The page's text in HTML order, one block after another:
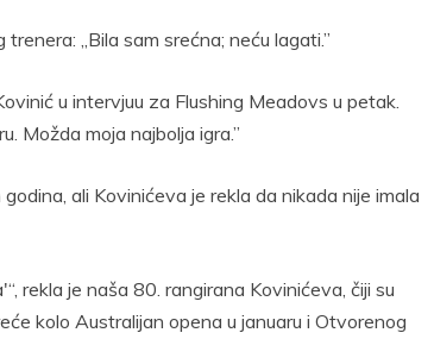
„Bila sam srećna; neću lagati.”
u intervjuu za Flushing Meadovs u petak.
Možda moja najbolja igra.”
ali Kovinićeva je rekla da nikada nije imala
rekla je naša 80. rangirana Kovinićeva, čiji su
kolo Australijan opena u januaru i Otvorenog